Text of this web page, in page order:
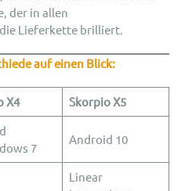
der in allen
Lieferkette brilliert.
auf einen Blick:
X4 Skorpio X5
7
Android 10
Linear